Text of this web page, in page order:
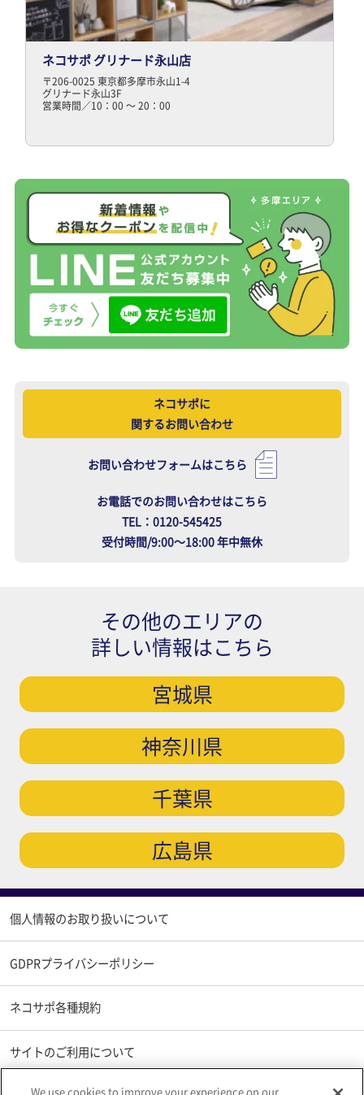
ネコサポ グリナード永山店
〒206-0025 東京都多摩市永山1-4
グリナード永山3F
営業時間／10：00 ～ 20：00
ネコサポに
関するお問い合わせ
お問い合わせフォームはこちら
お電話でのお問い合わせはこちら
TEL：0120-545425
受付時間/9:00～18:00 年中無休
その他のエリアの
詳しい情報はこちら
宮城県
神奈川県
千葉県
広島県
個人情報のお取り扱いについて
GDPRプライバシーポリシー
ネコサポ各種規約
サイトのご利用について
We use cookies to improve your experience on our